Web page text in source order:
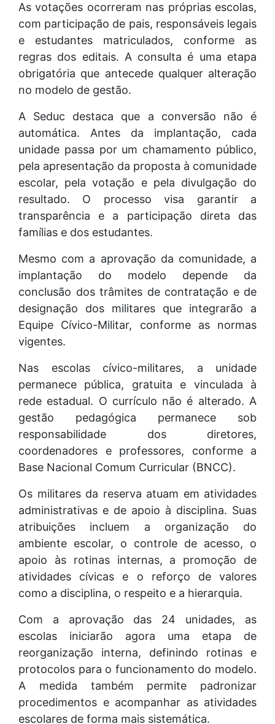
As votações ocorreram nas próprias escolas,
com participação de pais, responsáveis legais
e estudantes matriculados, conforme as
regras dos editais. A consulta é uma etapa
obrigatória que antecede qualquer alteração
no modelo de gestão.
A Seduc destaca que a conversão não é
automática. Antes da implantação, cada
unidade passa por um chamamento público,
pela apresentação da proposta à comunidade
escolar, pela votação e pela divulgação do
resultado. O processo visa garantir a
transparência e a participação direta das
famílias e dos estudantes.
Mesmo com a aprovação da comunidade, a
implantação do modelo depende da
conclusão dos trâmites de contratação e de
designação dos militares que integrarão a
Equipe Cívico-Militar, conforme as normas
vigentes.
Nas escolas cívico-militares, a unidade
permanece pública, gratuita e vinculada à
rede estadual. O currículo não é alterado. A
gestão pedagógica permanece sob
responsabilidade dos diretores,
coordenadores e professores, conforme a
Base Nacional Comum Curricular (BNCC).
Os militares da reserva atuam em atividades
administrativas e de apoio à disciplina. Suas
atribuições incluem a organização do
ambiente escolar, o controle de acesso, o
apoio às rotinas internas, a promoção de
atividades cívicas e o reforço de valores
como a disciplina, o respeito e a hierarquia.
Com a aprovação das 24 unidades, as
escolas iniciarão agora uma etapa de
reorganização interna, definindo rotinas e
protocolos para o funcionamento do modelo.
A medida também permite padronizar
procedimentos e acompanhar as atividades
escolares de forma mais sistemática.